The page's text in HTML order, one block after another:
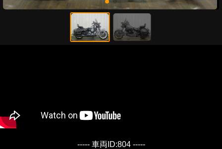
----- 車両ID:804 -----